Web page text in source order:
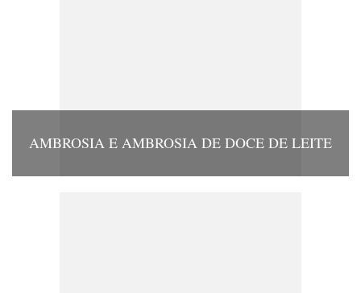
AMBROSIA E AMBROSIA DE DOCE DE LEITE